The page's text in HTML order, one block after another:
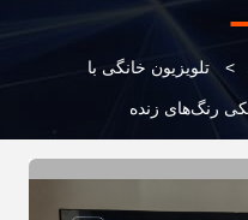
> تلویزیون خانگی با